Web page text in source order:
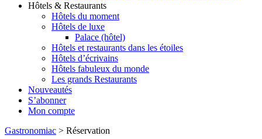
Hôtels & Restaurants
Hôtels du moment
Hôtels de luxe
Palace (hôtel)
Hôtels et restaurants dans les étoiles
Hôtels d’écrivains
Hôtels fabuleux du monde
Les grands Restaurants
Nouveautés
S’abonner
Mon compte
Gastronomiac > Réservation